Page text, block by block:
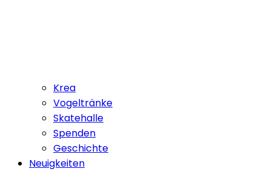
Krea
Vogeltränke
Skatehalle
Spenden
Geschichte
Neuigkeiten